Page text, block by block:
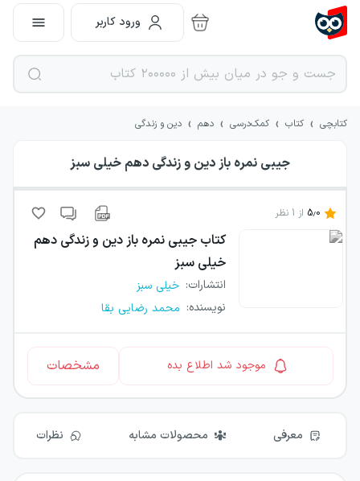
ورود کاربر
کتابچی › کتاب › کمک‌درسی › دهم › دین و زندگی
جیبی نمره باز دین و زندگی دهم خیلی سبز
5.0 از 1 نظر
کتاب جیبی نمره باز دین و زندگی دهم
خیلی سبز
انتشارات: خیلی سبز
نویسنده: محمد رضایی بقا
موجود شد اطلاع بده مشخصات
معرفی محصولات مشابه نظرات